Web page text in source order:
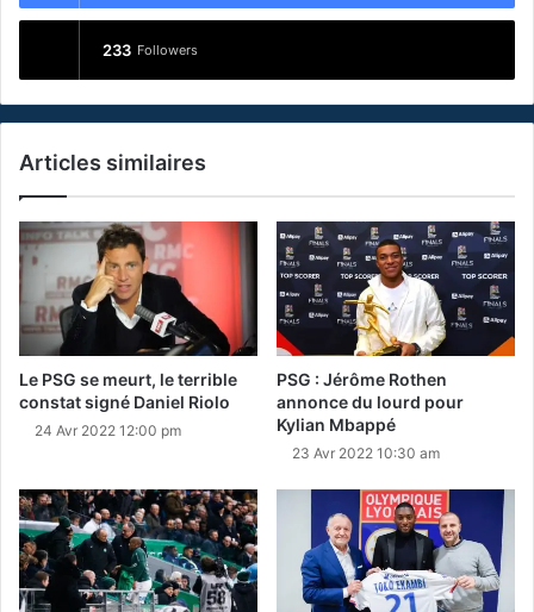
233 Followers
Articles similaires
Le PSG se meurt, le terrible
constat signé Daniel Riolo
24 Avr 2022 12:00 pm
PSG : Jérôme Rothen
annonce du lourd pour
Kylian Mbappé
23 Avr 2022 10:30 am